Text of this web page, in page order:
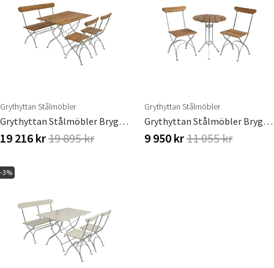
Sverige
Danmark
Grythyttan Stålmöbler
Grythyttan Stålmöbler Bryggerigruppe Bord, Sofa & 2 Stole Teak
19 216 kr19 895 kr
Grythyttan Stålmöbler
Grythyttan Stålmöbler Bryggeri Cafésæt Teak
9 950 kr11 055 kr
-3%